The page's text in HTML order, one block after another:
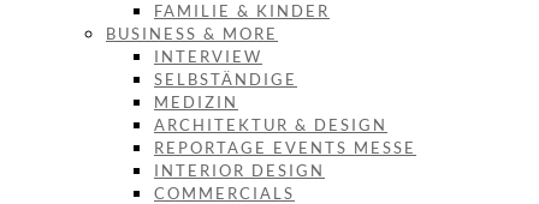
FAMILIE & KINDER
BUSINESS & MORE
INTERVIEW
SELBSTÄNDIGE
MEDIZIN
ARCHITEKTUR & DESIGN
REPORTAGE EVENTS MESSE
INTERIOR DESIGN
COMMERCIALS